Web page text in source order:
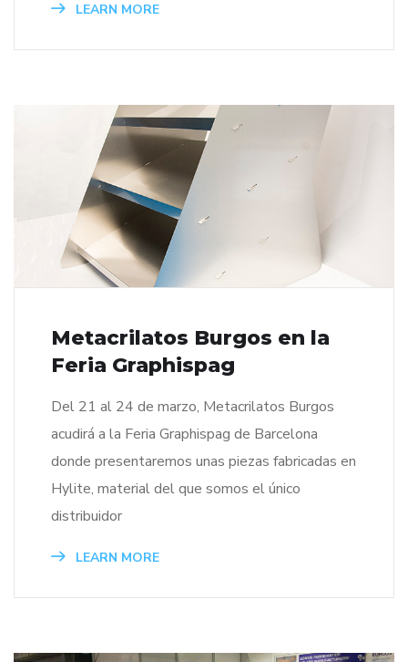
LEARN MORE
Metacrilatos Burgos en la
Feria Graphispag
Del 21 al 24 de marzo, Metacrilatos Burgos
acudirá a la Feria Graphispag de Barcelona
donde presentaremos unas piezas fabricadas en
Hylite, material del que somos el único
distribuidor
LEARN MORE